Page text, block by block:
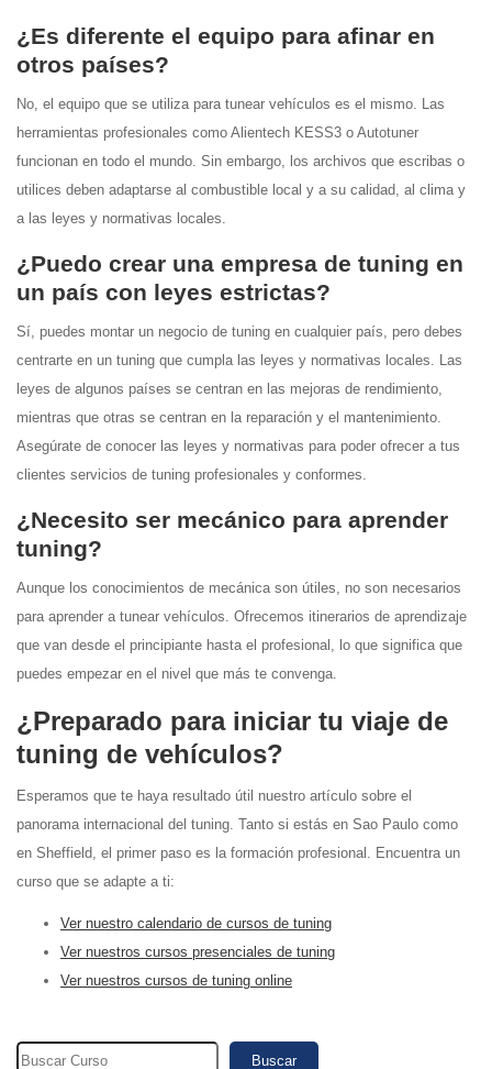
¿Es diferente el equipo para afinar en
otros países?
No, el equipo que se utiliza para tunear vehículos es el mismo. Las
herramientas profesionales como Alientech KESS3 o Autotuner
funcionan en todo el mundo. Sin embargo, los archivos que escribas o
utilices deben adaptarse al combustible local y a su calidad, al clima y
a las leyes y normativas locales.
¿Puedo crear una empresa de tuning en
un país con leyes estrictas?
Sí, puedes montar un negocio de tuning en cualquier país, pero debes
centrarte en un tuning que cumpla las leyes y normativas locales. Las
leyes de algunos países se centran en las mejoras de rendimiento,
mientras que otras se centran en la reparación y el mantenimiento.
Asegúrate de conocer las leyes y normativas para poder ofrecer a tus
clientes servicios de tuning profesionales y conformes.
¿Necesito ser mecánico para aprender
tuning?
Aunque los conocimientos de mecánica son útiles, no son necesarios
para aprender a tunear vehículos. Ofrecemos itinerarios de aprendizaje
que van desde el principiante hasta el profesional, lo que significa que
puedes empezar en el nivel que más te convenga.
¿Preparado para iniciar tu viaje de
tuning de vehículos?
Esperamos que te haya resultado útil nuestro artículo sobre el
panorama internacional del tuning. Tanto si estás en Sao Paulo como
en Sheffield, el primer paso es la formación profesional. Encuentra un
curso que se adapte a ti:
Ver nuestro calendario de cursos de tuning
Ver nuestros cursos presenciales de tuning
Ver nuestros cursos de tuning online
Buscar